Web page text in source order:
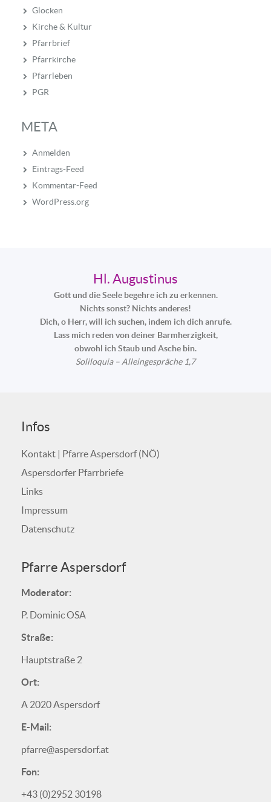
Glocken
Kirche & Kultur
Pfarrbrief
Pfarrkirche
Pfarrleben
PGR
META
Anmelden
Eintrags-Feed
Kommentar-Feed
WordPress.org
Hl. Augustinus
Gott und die Seele begehre ich zu erkennen.
Nichts sonst? Nichts anderes!
Dich, o Herr, will ich suchen, indem ich dich anrufe.
Lass mich reden von deiner Barmherzigkeit,
obwohl ich Staub und Asche bin.
Soliloquia – Alleingespräche 1,7
Infos
Kontakt | Pfarre Aspersdorf (NÖ)
Aspersdorfer Pfarrbriefe
Links
Impressum
Datenschutz
Pfarre Aspersdorf
Moderator:
P. Dominic OSA
Straße:
Hauptstraße 2
Ort:
A 2020 Aspersdorf
E-Mail:
pfarre@aspersdorf.at
Fon:
+43 (0)2952 30198